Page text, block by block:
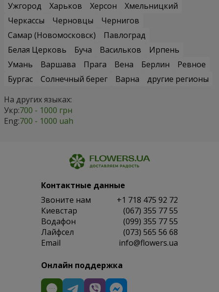
Ужгород
Харьков Херсон
Хмельницкий
Черкассы
Черновцы
Чернигов
Самар (Новомосковск)
Павлоград
Белая Церковь
Буча Васильков
Ирпень
Умань
Варшава Прага Вена Берлин
Ревное
Бургас
Солнечный берег Варна
другие регионы
На других языках:
Укр:700 - 1000 грн
Eng:700 - 1000 uah
Контактные данные
Звоните нам
+1 718 475 92 72
Киевстар
(067) 355 77 55
Водафон
(099) 355 77 55
Лайфсел
(073) 565 56 68
Email
info@flowers.ua
Онлайн поддержка